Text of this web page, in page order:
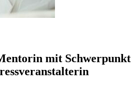
mit Schwerpunkt